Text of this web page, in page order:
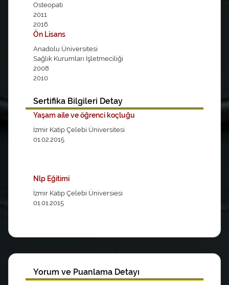
Osteopati
2011
2016
Ön Lisans
Anadolu Üniversitesi
Sağlık Kurumları İşletmeciliği
2008
2010
Sertifika Bilgileri Detay
Yaşam aile ve öğrenci koçluğu
İzmir Katip Çelebi Üniversitesi
01.02.2015
Nlp Eğitimi
İzmir Katip Çelebi Üniversiesi
01.01.2015
Yorum ve Puanlama Detayı